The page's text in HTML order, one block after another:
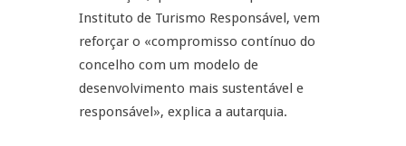
Instituto de Turismo Responsável, vem
reforçar o «compromisso contínuo do
concelho com um modelo de
desenvolvimento mais sustentável e
responsável», explica a autarquia.